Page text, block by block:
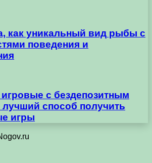
как уникальный вид рыбы с
поведения и
с бездепозитным
способ получить
игры